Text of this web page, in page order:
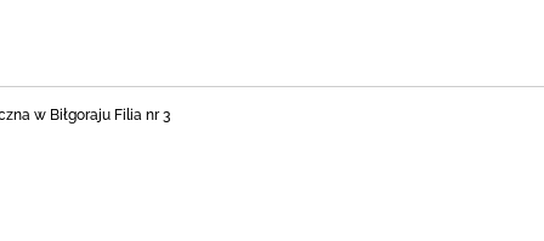
w Biłgoraju Filia nr 3